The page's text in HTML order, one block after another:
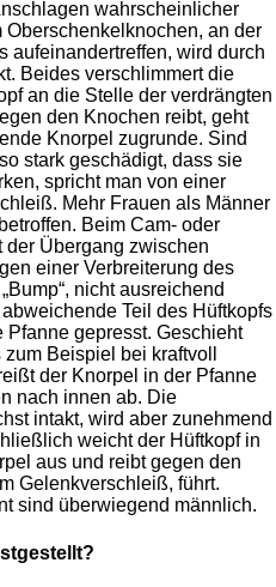
wahrscheinlicher
an der
aufeinandertreffen, wird durch
Beides verschlimmert die
an die Stelle der verdrängten
den Knochen reibt, geht
Knorpel zugrunde. Sind
stark geschädigt, dass sie
spricht man von einer
Mehr Frauen als Männer
Beim Cam- oder
Übergang zwischen
einer Verbreiterung des
nicht ausreichend
Teil des Hüftkopfs
gepresst. Geschieht
Beispiel bei kraftvoll
der Knorpel in der Pfanne
nach innen ab. Die
intakt, wird aber zunehmend
weicht der Hüftkopf in
aus und reibt gegen den
Gelenkverschleiß, führt.
sind überwiegend männlich.